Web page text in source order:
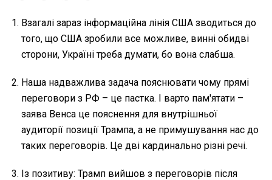
Взагалі зараз інформаційна лінія США зводиться до
того, що США зробили все можливе, винні обидві
сторони, Україні треба думати, бо вона слабша.
Наша надважлива задача пояснювати чому прямі
переговори з РФ – це пастка. І варто пам'ятати –
заява Венса це пояснення для внутрішньої
аудиторії позиції Трампа, а не примушування нас до
таких переговорів. Це дві кардинально різні речі.
Із позитиву: Трамп вийшов з переговорів після